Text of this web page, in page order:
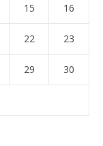
15 16
22 23
29 30